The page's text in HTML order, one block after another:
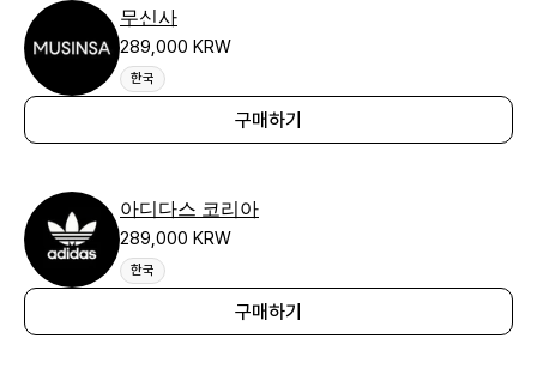
무신사
289,000 KRW
한국
구매하기
아디다스 코리아
289,000 KRW
한국
구매하기